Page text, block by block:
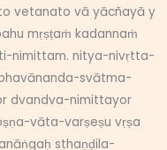
vetanato vā yācñayā y
mṛṣṭaṁ kadannaṁ
nimittam. nitya-nivṛtta-
svātma-
dvandva-nimittayor
vāta-varṣeṣu vṛṣa
sthaṇḍila-